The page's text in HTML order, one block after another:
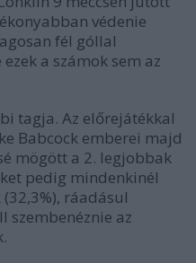
védenie
fél góllal
a számok sem az
tagja. Az előrejátékkal
Babcock emberei majd
mögött a 2. legjobbak
pedig mindenkinél
ráadásul
szembenéznie az